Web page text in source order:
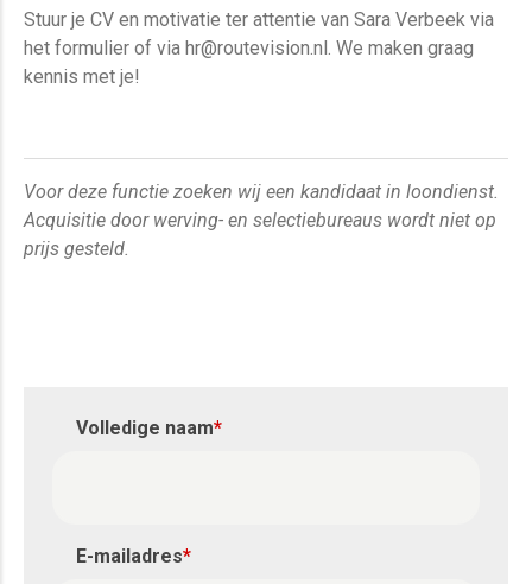
Stuur je CV en motivatie ter attentie van Sara Verbeek via
het formulier of via hr@routevision.nl. We maken graag
kennis met je!
Voor deze functie zoeken wij een kandidaat in loondienst.
Acquisitie door werving- en selectiebureaus wordt niet op
prijs gesteld.
Volledige naam*
E-mailadres*